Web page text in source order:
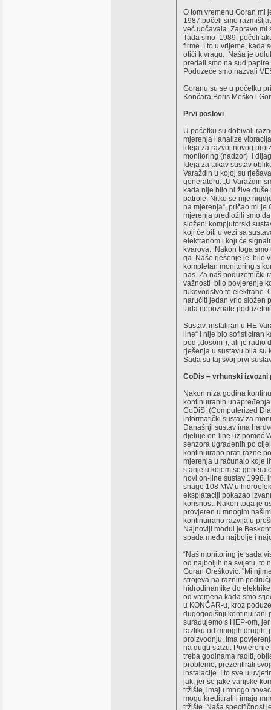
O tom vremenu Goran mi
1987.počeli smo
već uočavala. Zapravo mi
Tada smo 1989. počeli
firme. I to u vrijeme, kada
otići k vragu. Naša je
predali smo na sud
Poduzeće smo nazvali
Goranu su se u početku
Končara Boris Meško i
Prvi poslovi
U početku su dobivali
mjerenja i analize
ideja za razvoj novog
monitoring (nadzor) i
Ideja za takav sustav
Varaždin u kojoj su
generatoru: „U Varaždin
kada nije bilo ni žive
patrole. Nitko se nije
na mjerenja“, pričao mi je
mjerenja predložili smo
složeni kompjutorski
koji će biti u vezi sa
elektranom i koji će
kvarova. Nakon toga
ga. Naše rješenje je bilo
kompletan monitoring s
nas. Za naš poduzetnički
važnosti bilo povjerenje
rukovodstvo te elektrane.
naručiti jedan vrlo složen
tada nepoznate
Sustav, instaliran u HE
line“ i nije bio sofisticiran
pod „dosom“), ali je radio
rješenja u sustavu bila su
Sada su taj svoj prvi
CoDis – vrhunski
Nakon niza godina
kontinuiranih
CoDiS, (Computerized
informatički sustav za
Današnji sustav ima
djeluje on-line uz pomoć
senzora ugrađenih po
kontinuirano prati razne
mjerenja u računalo koje
stanje u kojem se
novi on-line sustav 1998.
snage 108 MW u
eksplataciji pokazao
korisnost. Nakon toga je
provjeren u mnogim
kontinuirano razvija u
Najnoviji modul je
spada među najbolje i
“Naš monitoring je sada
od najboljih na svijetu, to
Goran Orešković. "Mi
strojeva na raznim
hidrodinamike do
od vremena kada smo
u KONČAR-u, kroz
dugogodišnji kontinuirani
surađujemo s HEP-om,
razliku od mnogih drugih,
proizvodnju, ima
na dugu stazu.
treba godinama raditi,
probleme, prezentirati
instalacije. I to sve u
jak, jer se jake vanjske
tržište, imaju mnogo
mogu kreditirati i imaju
tržište. Naša specifičnost